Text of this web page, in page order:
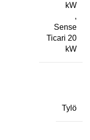
kW
,
Sense
Ticari 20
kW
Tylö